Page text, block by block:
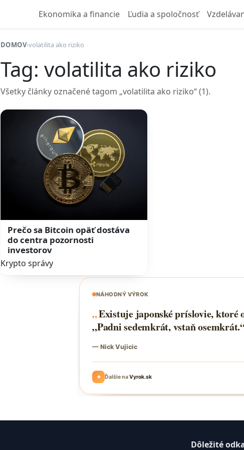
Ekonomika a financie Ľudia a spoločnosť
DOMOV›volatilita ako riziko
Tag: volatilita ako riziko
Všetky články označené tagom „volatilita ako riziko“ (1).
Prečo sa Bitcoin opäť dostáva
do centra pozornosti
investorov
Krypto správy
Dôležité